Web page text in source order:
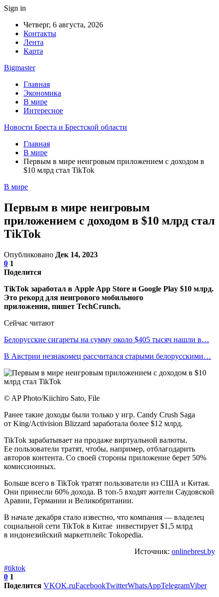
Sign in
Четверг, 6 августа, 2026
Контакты
Лента
Карта
Bigmaster
Главная
Экономика
В мире
Интересное
Новости Бреста и Брестской области
Главная
В мире
Первым в мире неигровым приложением с доходом в
$10 млрд стал TikTok
В мире
Первым в мире неигровым
приложением с доходом в $10 млрд стал
TikTok
Опубликовано Дек 14, 2023
0 1
Поделится
TikTok заработал в Apple App Store и Google Play $10 млрд.
Это рекорд для неигрового мобильного
приложения, пишет TechCrunch.
Сейчас читают
Белорусские сигареты на сумму около $405 тысяч нашли в…
В Австрии незнакомец рассчитался старыми белорусскими…
© AP Photo/Kiichiro Sato, File
Ранее такие доходы были только у игр. Candy Crush Saga
от King/Activision Blizzard заработала более $12 млрд.
TikTok зарабатывает на продаже виртуальной валюты.
Ее пользователи тратят, чтобы, например, отблагодарить
авторов контента. Со своей стороны приложение берет 50%
комиссионных.
Больше всего в TikTok тратят пользователи из США и Китая.
Они принесли 60% дохода. В топ-5 входят жители Саудовской
Аравии, Германии и Великобритании.
В начале декабря стало известно, что компания — владелец
социальной сети TikTok в Китае инвестирует $1,5 млрд
в индонезийский маркетплейс Tokopedia.
Источник: onlinebrest.by
#tiktok
0 1
Поделится VKOK.ruFacebookTwitterWhatsAppTelegramViber